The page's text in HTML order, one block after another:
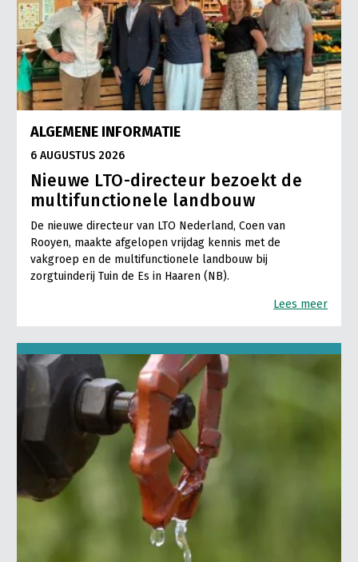
ALGEMENE INFORMATIE
6 AUGUSTUS 2026
Nieuwe LTO-directeur bezoekt de
multifunctionele landbouw
De nieuwe directeur van LTO Nederland, Coen van
Rooyen, maakte afgelopen vrijdag kennis met de
vakgroep en de multifunctionele landbouw bij
zorgtuinderij Tuin de Es in Haaren (NB).
Lees meer